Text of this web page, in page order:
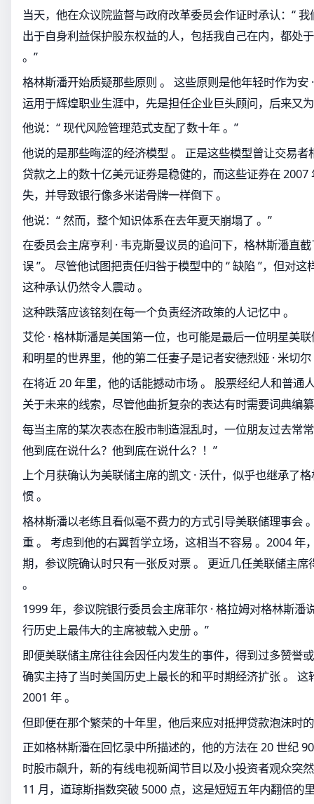
当天，他在众议院监督与政府改革委员会作证时承认：“
出于自身利益保护股东权益的人，包括我自己在内，都处
。”
格林斯潘开始质疑那些原则 。 这些原则是他年轻时作为安
运用于辉煌职业生涯中，先是担任企业巨头顾问，后来又
他说：“ 现代风险管理范式支配了数十年 。”
他说的是那些晦涩的经济模型 。 正是这些模型曾让交易
贷款之上的数十亿美元证券是稳健的，而这些证券在 2007
失，并导致银行像多米诺骨牌一样倒下 。
他说：“ 然而，整个知识体系在去年夏天崩塌了 。”
在委员会主席亨利 · 韦克斯曼议员的追问下，格林斯潘直
误 ”。 尽管他试图把责任归咎于模型中的 “ 缺陷 ”，但对
这种承认仍然令人震动 。
这种跌落应该铭刻在每一个负责经济政策的人记忆中 。
艾伦 · 格林斯潘是美国第一位，也可能是最后一位明星美
和明星的世界里，他的第二任妻子是记者安德烈娅 · 米切尔
在将近 20 年里，他的话能撼动市场 。 股票经纪人和普通
关于未来的线索，尽管他曲折复杂的表达有时需要词典编
每当主席的某次表态在股市制造混乱时，一位朋友过去常
他到底在说什么？他到底在说什么？！”
上个月获确认为美联储主席的凯文 · 沃什，似乎也继承了
惯 。
格林斯潘以老练且看似毫不费力的方式引导美联储理事会
重 。 考虑到他的右翼哲学立场，这相当不容易 。2004 年
期，参议院确认时只有一张反对票 。 更近几任美联储主
。
1999 年，参议院银行委员会主席菲尔 · 格拉姆对格林斯潘
行历史上最伟大的主席被载入史册 。”
即便美联储主席往往会因任内发生的事件，得到过多赞誉
确实主持了当时美国历史上最长的和平时期经济扩张 。 这
2001 年 。
但即便在那个繁荣的十年里，他后来应对抵押贷款泡沫时
正如格林斯潘在回忆录中所描述的，他的方法在 20 世纪
时股市飙升，新的有线电视新闻节目以及小投资者观众突
11 月，道琼斯指数突破 5000 点，这是短短五年内翻倍的